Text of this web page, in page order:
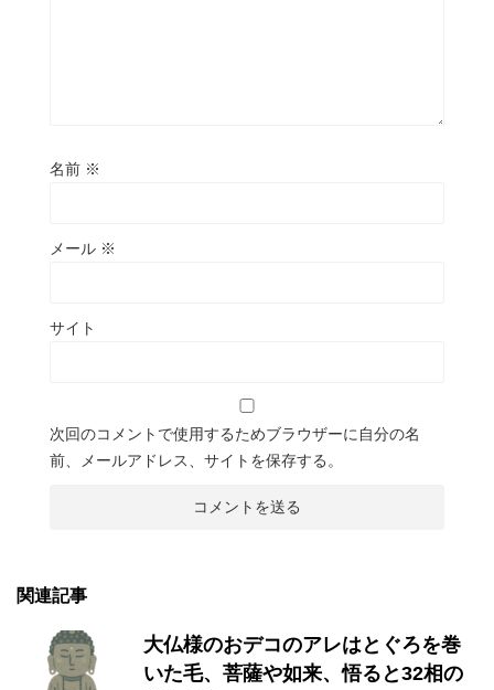
名前 ※
メール ※
サイト
次回のコメントで使用するためブラウザーに自分の名
前、メールアドレス、サイトを保存する。
関連記事
大仏様のおデコのアレはとぐろを巻
いた毛、菩薩や如来、悟ると32相の